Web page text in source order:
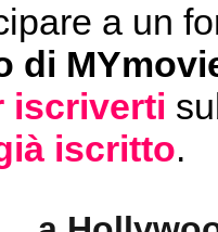
a un
di
iscriverti
iscritto.